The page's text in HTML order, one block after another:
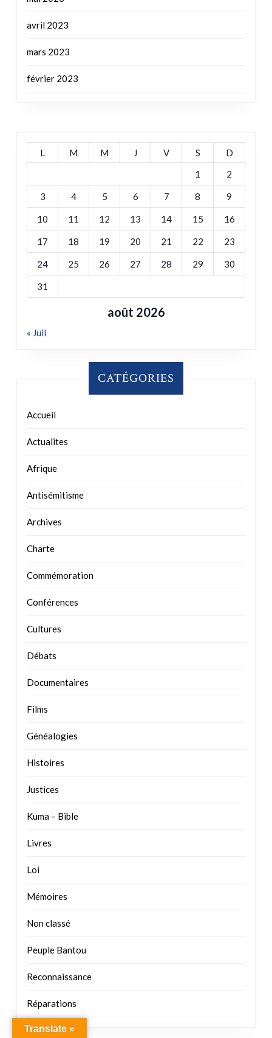
février 2023
août 2026
10 11 12 13 14 15 16
17 18 19 20 21 22 23
24 25 26 27 28 29 30
31
« Juil
CATÉGORIES
Afrique
Antisémitisme
Archives
Charte
Commémoration
Conférences
Cultures
Débats
Documentaires
Films
Généalogies
Histoires
Justices
Kuma – Bible
Livres
Loi
Mémoires
Non classé
Peuple Bantou
Reconnaissance
Réparations
COMMENTAIRES RÉCENTS
Sylvie SABI NGAYAL ONKKURR
Translate »